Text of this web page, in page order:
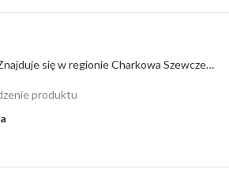
Producent rolny sprzedaje zbiory gorczycy białej 2024. Znajduje się w regionie Charkowa Szewczenko. tel +[telefon] Siergiej
produktu